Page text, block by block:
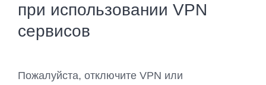
при использовании VPN
сервисов
Пожалуйста, отключите VPN или